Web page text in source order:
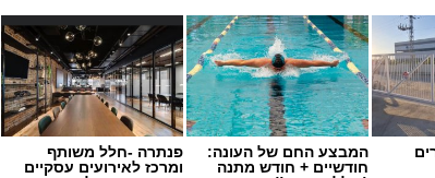
המבצע החם של העונה:
חודשיים + חודש מתנה
פנתרה -חלל משותף
ומרכז לאירועים עסקיים